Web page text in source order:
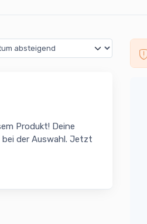
Produkt! Deine
der Auswahl. Jetzt